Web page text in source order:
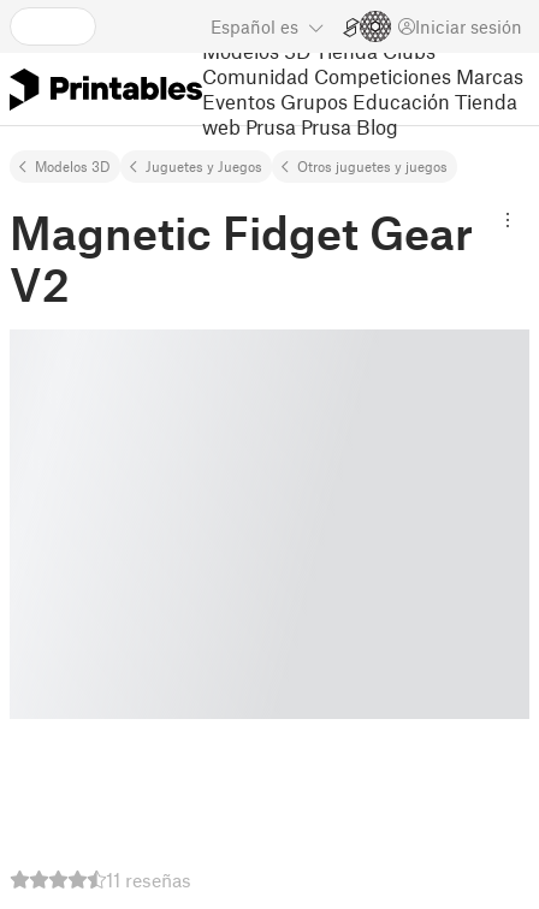
Español es Iniciar sesión
Modelos 3D Tienda Clubs
Comunidad Competiciones Marcas
Eventos Grupos Educación Tienda
web Prusa Prusa Blog
Modelos 3D Juguetes y Juegos Otros juguetes y juegos
Magnetic Fidget Gear
V2
11 reseñas